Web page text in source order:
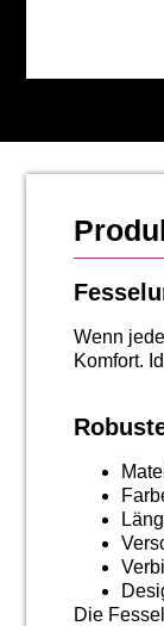
Wenn
Komfort.
Die